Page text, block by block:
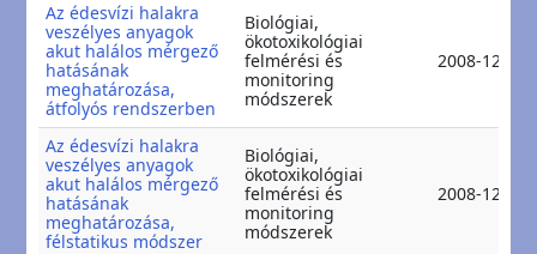
Az édesvízi halakra
veszélyes anyagok
akut halálos mérgező
hatásának
meghatározása,
átfolyós rendszerben
Biológiai,
ökotoxikológiai
felmérési és
monitoring
módszerek
2008-12-11
Az édesvízi halakra
veszélyes anyagok
akut halálos mérgező
hatásának
meghatározása,
félstatikus módszer
Biológiai,
ökotoxikológiai
felmérési és
monitoring
módszerek
2008-12-11